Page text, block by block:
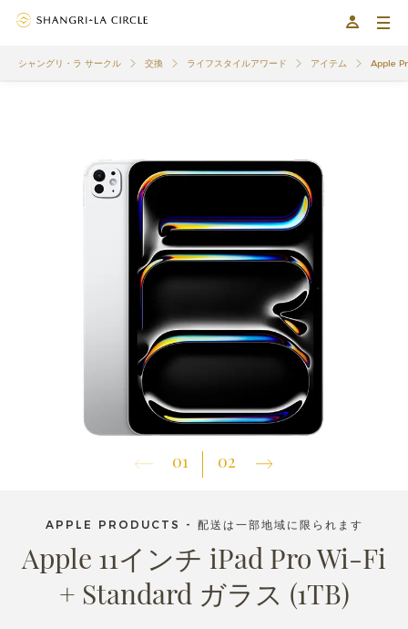
シャングリ・ラ サークル 交換 ライフスタイルアワード アイテム Apple
01 02
APPLE PRODUCTS - 配送は一部地域に限られます
Apple 11インチ iPad Pro Wi-Fi
+ Standard ガラス (1TB)